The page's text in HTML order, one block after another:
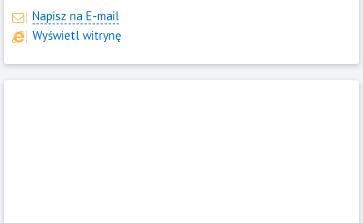
Napisz na E-mail
Wyświetl witrynę